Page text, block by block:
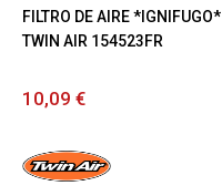
FILTRO DE AIRE *IGNIFUGO*
TWIN AIR 154523FR
10,09 €